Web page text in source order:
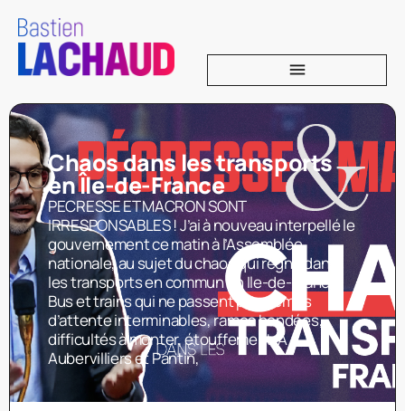
Chaos dans les transports
en Île-de-France
PECRESSE ET MACRON SONT
IRRESPONSABLES ! J’ai à nouveau interpellé le
gouvernement ce matin à l’Assemblée
nationale, au sujet du chaos qui règne dans
les transports en commun en Ile-de-France.
Bus et trains qui ne passent pas, temps
d’attente interminables, rames bondées,
difficultés à monter, étouffement. À
Aubervilliers et Pantin,